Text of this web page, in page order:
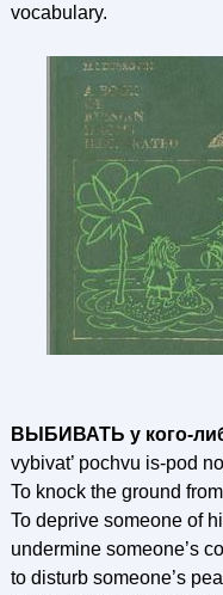
vocabulary.
ВЫБИВАТЬ у кого-
vybivat’ pochvu is-pod
To knock the ground
To deprive someone of
undermine someone’s
to disturb someone’s